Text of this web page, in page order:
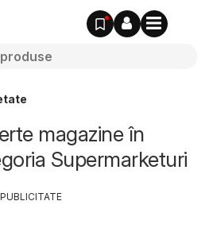
magazine în
Supermarketuri
PUBLICITATE